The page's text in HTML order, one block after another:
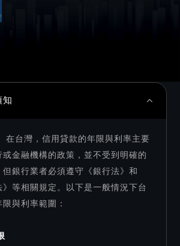
知
在台灣，信用貸款的年限與利率主要
金融機構的政策，並不受到明確的
銀行業者必須遵守《銀行法》和
》等相關規定。以下是一般情況下台
與利率範圍：